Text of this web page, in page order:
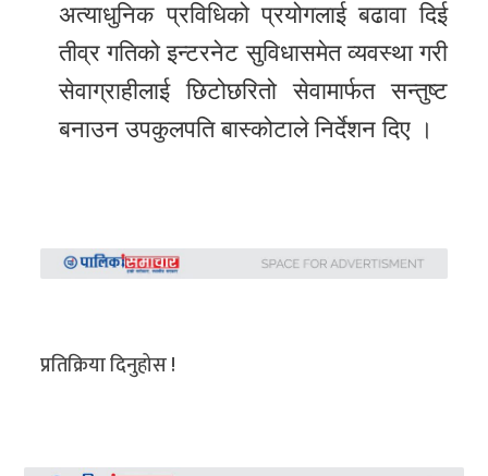
अत्याधुनिक प्रविधिको प्रयोगलाई बढावा दिई
तीव्र गतिको इन्टरनेट सुविधासमेत व्यवस्था गरी
सेवाग्राहीलाई छिटोछरितो सेवामार्फत सन्तुष्ट
बनाउन उपकुलपति बास्कोटाले निर्देशन दिए ।
प्रतिक्रिया दिनुहोस !